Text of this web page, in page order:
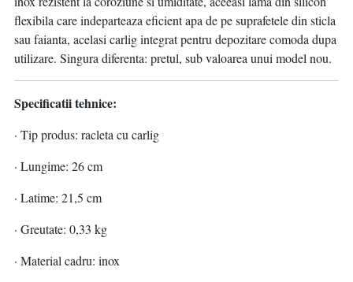
flexibila care indeparteaza eficient apa de pe suprafetele din sticla
sau faianta, acelasi carlig integrat pentru depozitare comoda dupa
utilizare. Singura diferenta: pretul, sub valoarea unui model nou.
Specificatii tehnice:
· Tip produs: racleta cu carlig
· Lungime: 26 cm
· Latime: 21,5 cm
· Greutate: 0,33 kg
· Material cadru: inox